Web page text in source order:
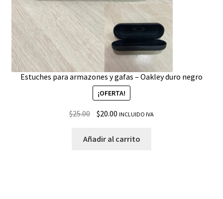
Estuches para armazones y gafas – Oakley duro negro
¡OFERTA!
$25.00 $20.00 INCLUIDO IVA
Añadir al carrito